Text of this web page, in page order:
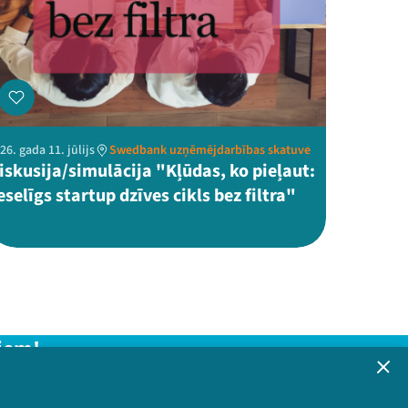
gada 11. jūlijs Swedbank uzņēmējdarbības skatuve
simulācija "Kļūdas, ko pieļaut:
startup dzīves cikls bez filtra"